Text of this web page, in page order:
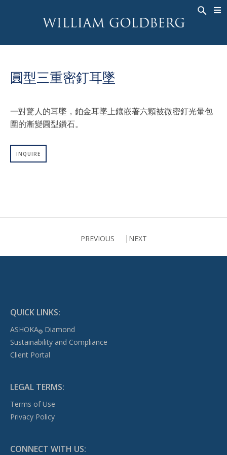
高級珠寶
男戒
吊墜
耳飾
手鐲
钟表
ASHOKA 珠宝
戒指
MEN'S RINGS
項鍊
吊墜
耳飾
钟表
歷史
ASHOKA®
圓型三重密釘耳墜
一對驚人的耳墜，鉑金耳墜上鑲嵌著六顆被微密釘光暈包
圍的漸變圓型鑽石。
INQUIRE
PREVIOUS NEXT
QUICK LINKS:
ASHOKA®Diamond
Sustainability and Compliance
Client Portal
LEGAL TERMS:
Terms of Use
Privacy Policy
CONNECT WITH US: